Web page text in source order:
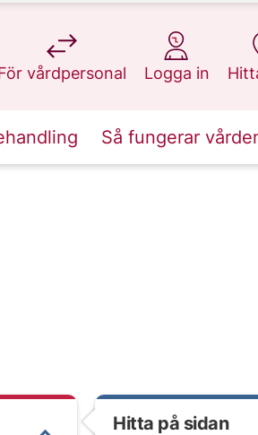
vårdpersonal
på 1177.se
Logga in
på 1177.se
på
Så fungerar
Hitta på sidan